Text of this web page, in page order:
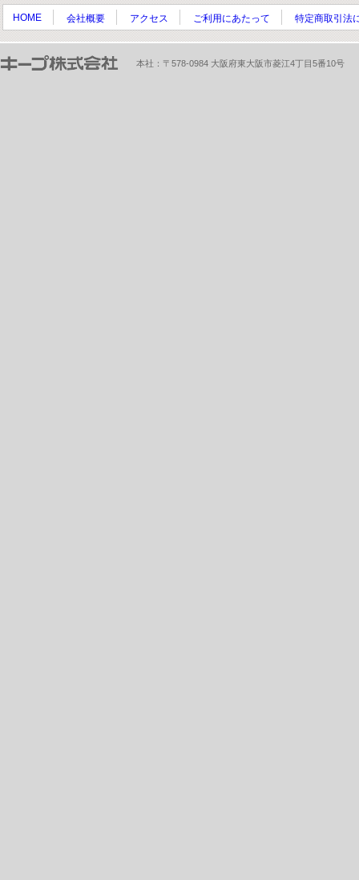
HOME 会社概要 アクセス ご利用にあたって 特定商取引法
本社：〒578-0984 大阪府東大阪市菱江4丁目5番10号